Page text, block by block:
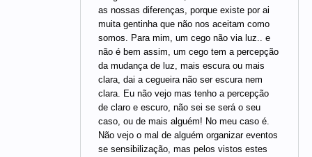
as nossas diferenças, porque existe por ai
muita gentinha que não nos aceitam como
somos. Para mim, um cego não via luz.. e
não é bem assim, um cego tem a percepção
da mudança de luz, mais escura ou mais
clara, dai a cegueira não ser escura nem
clara. Eu não vejo mas tenho a percepção
de claro e escuro, não sei se será o seu
caso, ou de mais alguém! No meu caso é.
Não vejo o mal de alguém organizar eventos
se sensibilização, mas pelos vistos estes